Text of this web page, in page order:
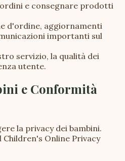
e consegnare prodotti
d'ordine, aggiornamenti
importanti sul
servizio, la qualità dei
utente.
e Conformità
la privacy dei bambini.
Online Privacy